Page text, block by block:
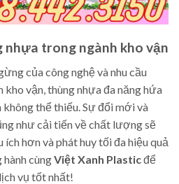
trong ngành kho vận
của công nghệ và nhu cầu
kho vận, thùng nhựa đa năng hứa
thể thiếu. Sự đổi mới và
như cải tiến về chất lượng sẽ
hơn và phát huy tối đa hiệu quả
cùngViệt Xanh Plasticđể
vụ tốt nhất!